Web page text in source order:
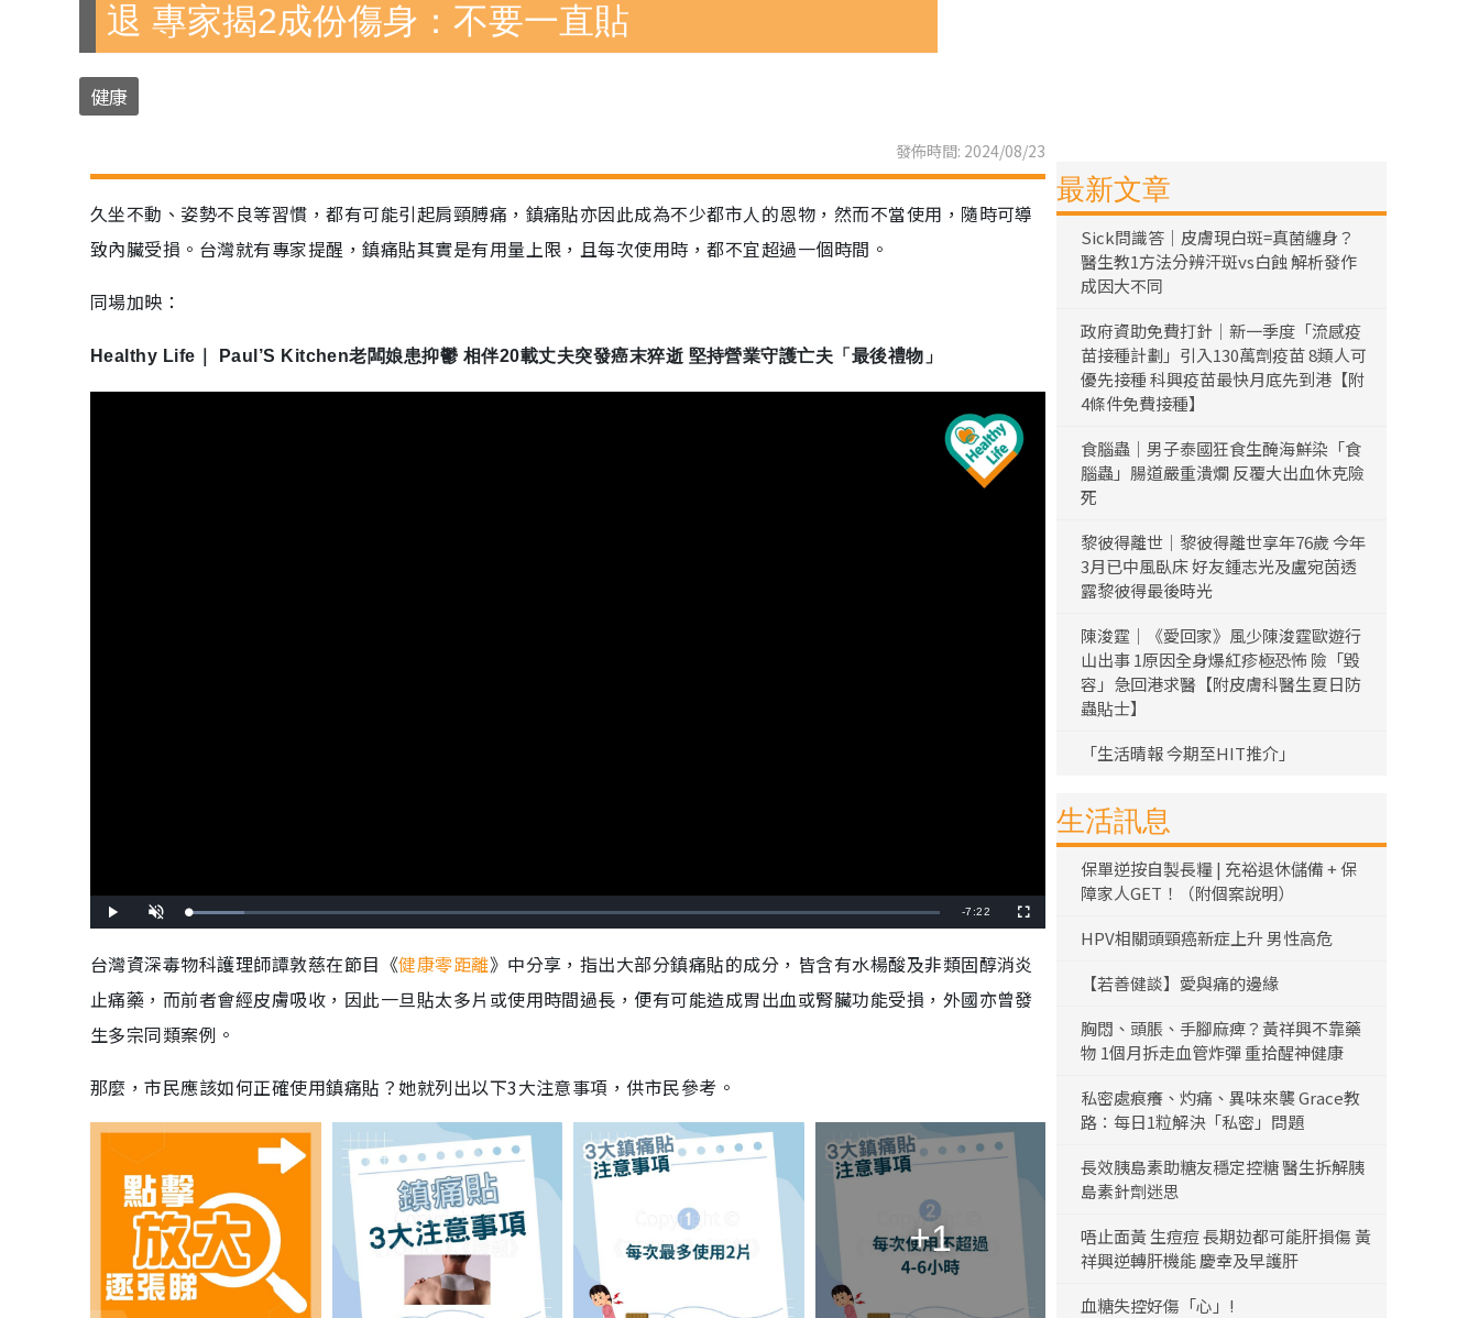
退 專家揭2成份傷身：不要一直貼
健康
發佈時間: 2024/08/23
久坐不動、姿勢不良等習慣，都有可能引起肩頸膊痛，鎮痛貼亦因此成為不少都市人的恩物，然而不當使用，隨時可導
致內臟受損。台灣就有專家提醒，鎮痛貼其實是有用量上限，且每次使用時，都不宜超過一個時間。
同場加映：
Healthy Life｜ Paul’S Kitchen老闆娘患抑鬱 相伴20載丈夫突發癌末猝逝 堅持營業守護亡夫「最後禮物」
播
放
開
啟
載
入
:
7
3
3
剩
時
間
-7:22
全
螢
台灣資深毒物科護理師譚敦慈在節目《健康零距離》中分享，指出大部分鎮痛貼的成分，皆含有水楊酸及非類固醇消炎
止痛藥，而前者會經皮膚吸收，因此一旦貼太多片或使用時間過長，便有可能造成胃出血或腎臟功能受損，外國亦曾發
生多宗同類案例。
那麼，市民應該如何正確使用鎮痛貼？她就列出以下3大注意事項，供市民參考。
+1
最新文章
Sick問識答｜皮膚現白斑=真菌纏身？
醫生教1方法分辨汗斑vs白蝕 解析發作
成因大不同
政府資助免費打針｜新一季度「流感疫
苗接種計劃」引入130萬劑疫苗 8類人可
優先接種 科興疫苗最快月底先到港【附
4條件免費接種】
食腦蟲｜男子泰國狂食生醃海鮮染「食
腦蟲」腸道嚴重潰爛 反覆大出血休克險
死
黎彼得離世｜黎彼得離世享年76歲 今年
3月已中風臥床 好友鍾志光及盧宛茵透
露黎彼得最後時光
陳浚霆｜《愛回家》風少陳浚霆歐遊行
山出事 1原因全身爆紅疹極恐怖 險「毀
容」急回港求醫【附皮膚科醫生夏日防
蟲貼士】
「生活晴報 今期至HIT推介」
生活訊息
保單逆按自製長糧 | 充裕退休儲備 + 保
障家人GET！（附個案說明）
HPV相關頭頸癌新症上升 男性高危
【若善健談】愛與痛的邊緣
胸悶、頭脹、手腳麻痺？黃祥興不靠藥
物 1個月拆走血管炸彈 重拾醒神健康
私密處痕癢、灼痛、異味來襲 Grace教
路：每日1粒解決「私密」問題
長效胰島素助糖友穩定控糖 醫生拆解胰
島素針劑迷思
唔止面黃 生痘痘 長期攰都可能肝損傷 黃
祥興逆轉肝機能 慶幸及早護肝
血糖失控好傷「心」!